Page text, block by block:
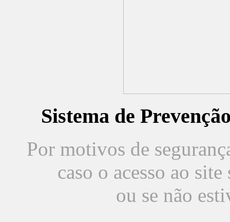
Sistema de
Por motivos de
caso o acesso ao
ou se não